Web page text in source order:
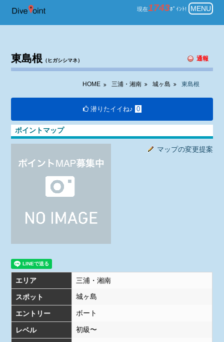
三浦・湘南 城ヶ島 ダイビング
現在1743ﾎﾟｲﾝﾄ! MENU
東島根 （ヒガシシマネ） 通報
HOME 三浦・湘南 城ヶ島 東島根
潜りたイイね♪ 0
ポイントマップ
マップの変更提案
エリア 三浦・湘南
スポット 城ヶ島
エントリー ボート
レベル 初級〜